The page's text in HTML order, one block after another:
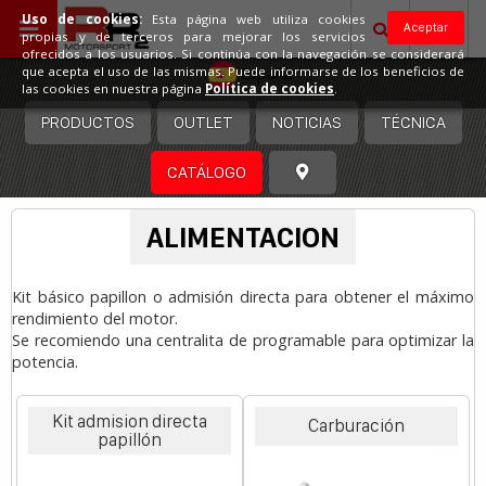
España
PRODUCTOS OUTLET NOTICIAS TÉCNICA
CATÁLOGO
ALIMENTACION
Kit básico papillon o admisión directa para obtener el máximo
rendimiento del motor.
Se recomiendo una centralita de programable para optimizar la
potencia.
Kit admision directa
papillón
Carburación
Aceptar
Uso de cookies:Esta página web utiliza cookies
propias y de terceros para mejorar los servicios
ofrecidos a los usuarios. Si continúa con la navegación se considerará
que acepta el uso de las mismas. Puede informarse de los beneficios de
las cookies en nuestra página Política de cookies.